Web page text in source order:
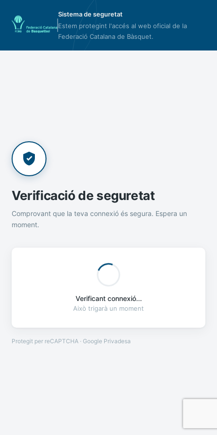
Sistema de seguretat
Estem protegint l'accés al web oficial de la
Federació Catalana de Bàsquet.
Verificació de seguretat
Comprovant que la teva connexió és segura. Espera un
moment.
Verificant connexió...
Això trigarà un moment
Protegit per reCAPTCHA · Google Privadesa